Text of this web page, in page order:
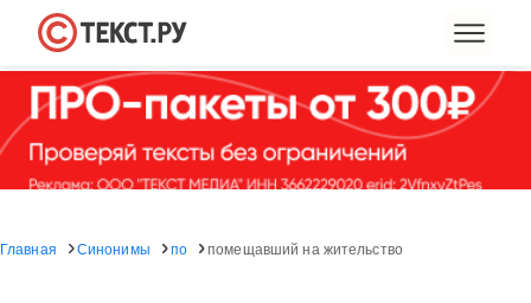
Главная Синонимы по помещавший на жительство